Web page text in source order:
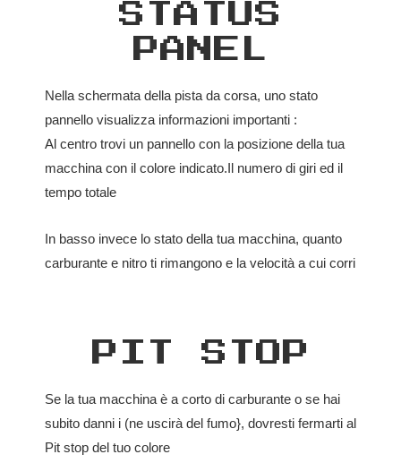
STATUS
PANEL
Nella schermata della pista da corsa, uno stato
pannello visualizza informazioni importanti :
Al centro trovi un pannello con la posizione della tua
macchina con il colore indicato.Il numero di giri ed il
tempo totale
In basso invece lo stato della tua macchina, quanto
carburante e nitro ti rimangono e la velocità a cui corri
PIT STOP
Se la tua macchina è a corto di carburante o se hai
subito danni i (ne uscirà del fumo}, dovresti fermarti al
Pit stop del tuo colore